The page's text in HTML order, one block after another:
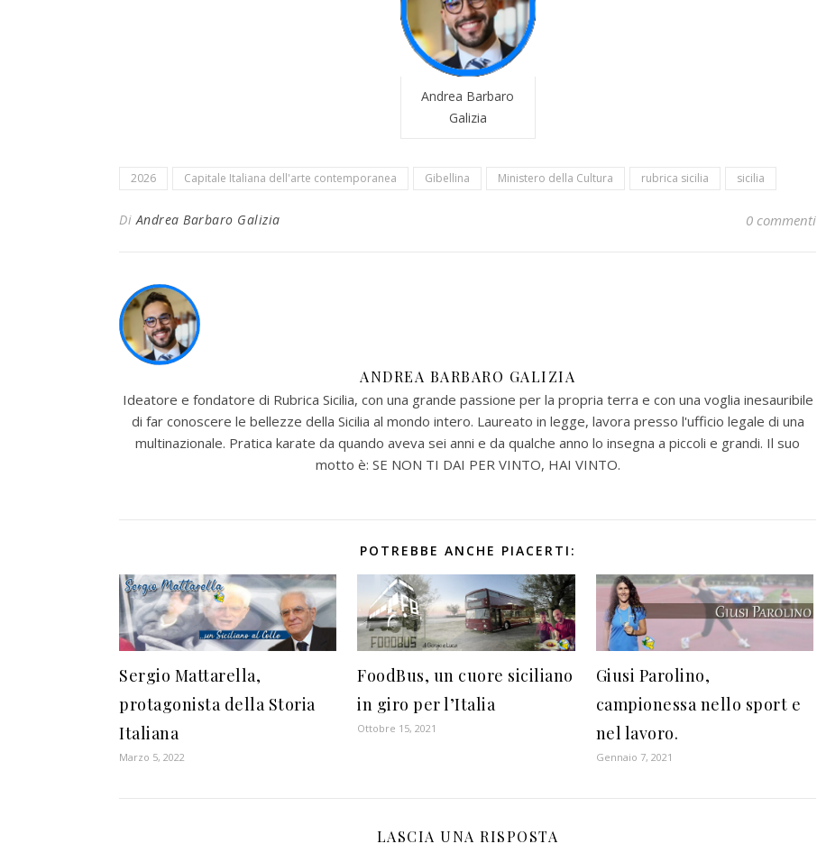
Andrea Barbaro
Galizia
2026 Capitale Italiana dell'arte contemporanea Gibellina Ministero della Cultura rubrica sicilia sicilia
DiAndrea Barbaro Galizia 0 commenti
ANDREA BARBARO GALIZIA
Ideatore e fondatore di Rubrica Sicilia, con una grande passione per la propria terra e con una voglia inesauribile
di far conoscere le bellezze della Sicilia al mondo intero. Laureato in legge, lavora presso l'ufficio legale di una
multinazionale. Pratica karate da quando aveva sei anni e da qualche anno lo insegna a piccoli e grandi. Il suo
motto è: SE NON TI DAI PER VINTO, HAI VINTO.
POTREBBE ANCHE PIACERTI:
Sergio Mattarella,
protagonista della Storia
Italiana
Marzo 5, 2022
FoodBus, un cuore siciliano
in giro per l’Italia
Ottobre 15, 2021
Giusi Parolino,
campionessa nello sport e
nel lavoro.
Gennaio 7, 2021
LASCIA UNA RISPOSTA